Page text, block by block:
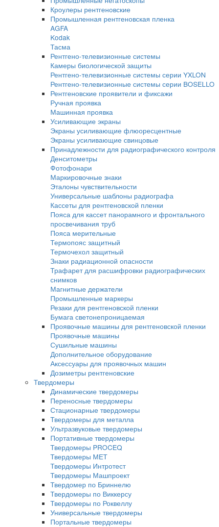
Автоматизированные системы УЗК
Оборудование для изготовления
дефектов
Ультразвуковые сканеры
Ручные сканеры
Автоматизированные сканеры
Гель и ингибиторы коррозии для УЗ
Преобразователи
Преобразователи для толщиномеров
Ультразвуковые преобразователи (УЗ
Стандартные образцы
Оборудование для радиографического
Комплексы цифровой радиографии
Промышленные рентгеновские аппараты
Импульсные рентгеновские аппараты
Переносные аппараты постоянного
Стационарные рентгеновские аппараты
Штативы, устройства крепления
Системы оцифровки рентгеновских
Промышленные негатоскопы
Кроулеры рентгеновские
Промышленная рентгеновская пленка
AGFA
Kodak
Тасма
Рентгено-телевизионные системы
Камеры биологической защиты
Рентгено-телевизионные системы серии
Рентгено-телевизионные системы серии
Рентгеновские проявители и фиксажи
Ручная проявка
Машинная проявка
Усиливающие экраны
Экраны усиливающие флюоресцентные
Экраны усиливающие свинцовые
Принадлежности для радиографического
Денситометры
Фотофонари
Маркировочные знаки
Эталоны чувствительности
Универсальные шаблоны радиографа
Кассеты для рентгеновской пленки
Пояса для кассет панорамного и
просвечивания труб
Пояса мерительные
Термопояс защитный
Термочехол защитный
Знаки радиационной опасности